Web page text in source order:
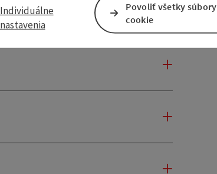
Individuálne
nastavenia
Povoliť všetky súbory
cookie